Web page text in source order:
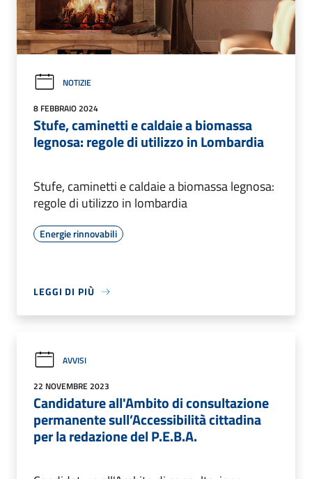
NOTIZIE
8 FEBBRAIO 2024
Stufe, caminetti e caldaie a biomassa
legnosa: regole di utilizzo in Lombardia
Stufe, caminetti e caldaie a biomassa legnosa:
regole di utilizzo in lombardia
Energie rinnovabili
LEGGI DI PIÙ
AVVISI
22 NOVEMBRE 2023
Candidature all'Ambito di consultazione
permanente sull’Accessibilità cittadina
per la redazione del P.E.B.A.